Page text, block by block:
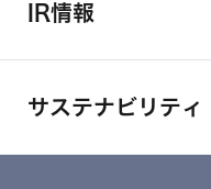
IR情報
サステナビリティ